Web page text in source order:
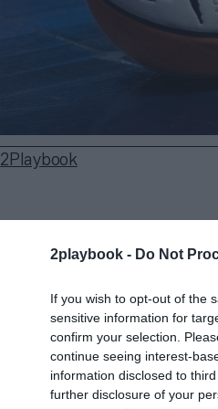
2playbook - Do Not
If you wish to opt-out of the
sensitive information for
confirm your selection.
continue seeing interest-
information disclosed to
further disclosure of your
2Playbook
WNBAprepara su
ciudades, según Sportico.
(213 millones de euros),
Valkyries hace dos años y
pasado.
La liga aún no ha